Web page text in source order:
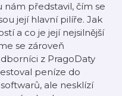
nám představil, čím se
její hlavní pilíře. Jak
a co je její nejsilnější
se zároveň
z PragoDaty
peníze do
ale nesklízí